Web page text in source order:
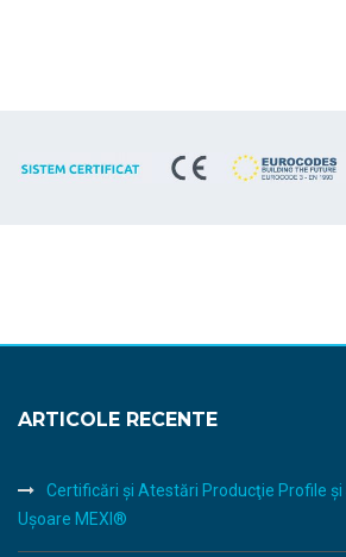
ARTICOLE RECENTE
Certificări şi Atestări Producţie Profile
Uşoare MEXI®